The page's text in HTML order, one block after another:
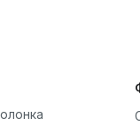
Колонка